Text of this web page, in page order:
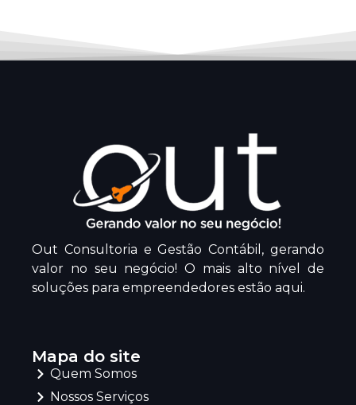
Out Consultoria e Gestão Contábil, gerando
valor no seu negócio! O mais alto nível de
soluções para empreendedores estão aqui.
Mapa do site
Quem Somos
Nossos Serviços